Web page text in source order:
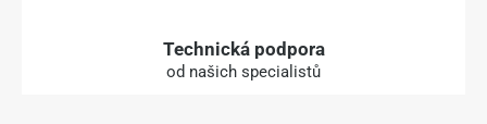
Technická podpora
od našich specialistů